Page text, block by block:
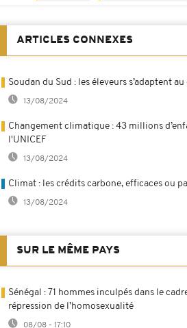
ARTICLES CONNEXES
Soudan du Sud : les éleveurs s’adaptent
13/08/2024
Changement climatique : 43 millions
l'UNICEF
13/08/2024
Climat : les crédits carbone, efficaces ou
13/08/2024
SUR LE MÊME PAYS
Sénégal : 71 hommes inculpés dans le
répression de l’homosexualité
08/08 - 17:10